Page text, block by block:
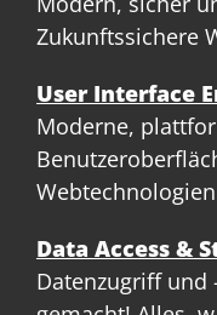
Zukunftssichere
User Interface
Moderne,
Data Access &
Datenzugriff und